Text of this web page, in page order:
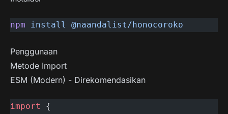
npm install @naandalist/honocoroko
Penggunaan
Metode Import
ESM (Modern) - Direkomendasikan
import
{